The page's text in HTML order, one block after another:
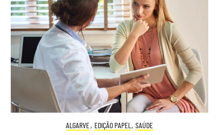
ALGARVE, EDIÇÃO PAPEL , SAÚDE